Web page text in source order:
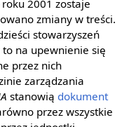
2001 zostaje
zmiany w treści.
stowarzyszeń
to na upewnienie się
przez nich
zarządzania
stanowią dokument
przez wszystkie